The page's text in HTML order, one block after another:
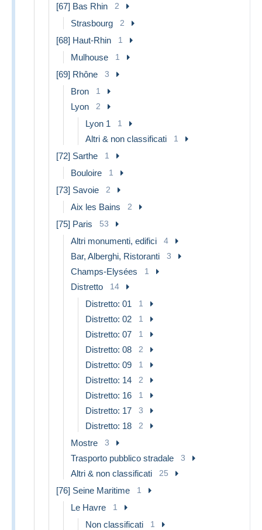
[67] Bas Rhin 2
Strasbourg 2
[68] Haut-Rhin 1
Mulhouse 1
[69] Rhône 3
Bron 1
Lyon 2
Lyon 1 1
Altri & non classificati 1
[72] Sarthe 1
Bouloire 1
[73] Savoie 2
Aix les Bains 2
[75] Paris 53
Altri monumenti, edifici 4
Bar, Alberghi, Ristoranti 3
Champs-Elysées 1
Distretto 14
Distretto: 01 1
Distretto: 02 1
Distretto: 07 1
Distretto: 08 2
Distretto: 09 1
Distretto: 14 2
Distretto: 16 1
Distretto: 17 3
Distretto: 18 2
Mostre 3
Trasporto pubblico stradale 3
Altri & non classificati 25
[76] Seine Maritime 1
Le Havre 1
Non classificati 1